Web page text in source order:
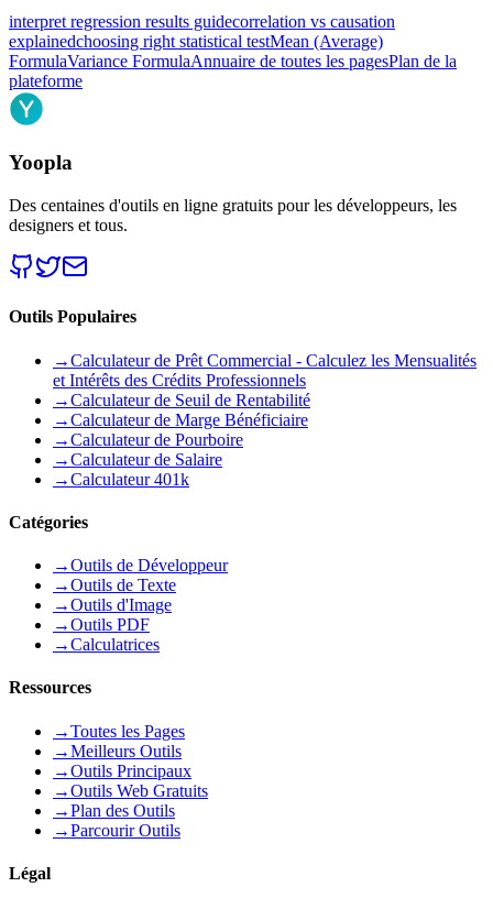
interpret regression results guidecorrelation vs causation
explainedchoosing right statistical testMean (Average)
FormulaVariance FormulaAnnuaire de toutes les pagesPlan de la
plateforme
Yoopla
Des centaines d'outils en ligne gratuits pour les développeurs, les
designers et tous.
Outils Populaires
→Calculateur de Prêt Commercial - Calculez les Mensualités
et Intérêts des Crédits Professionnels
→Calculateur de Seuil de Rentabilité
→Calculateur de Marge Bénéficiaire
→Calculateur de Pourboire
→Calculateur de Salaire
→Calculateur 401k
Catégories
→Outils de Développeur
→Outils de Texte
→Outils d'Image
→Outils PDF
→Calculatrices
Ressources
→Toutes les Pages
→Meilleurs Outils
→Outils Principaux
→Outils Web Gratuits
→Plan des Outils
→Parcourir Outils
Légal